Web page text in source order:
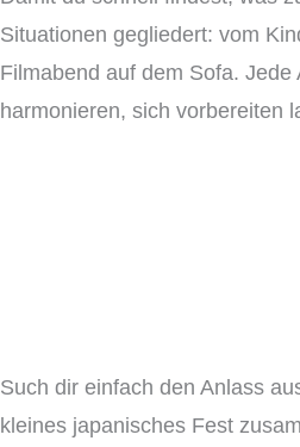
Situationen gegliedert: vom
Filmabend auf dem Sofa.
harmonieren, sich vorbereiten
Such dir einfach den Anlass
kleines japanisches Fest